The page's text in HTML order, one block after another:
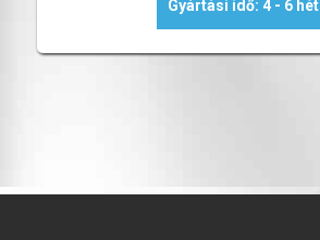
Gyártási idő: 4 - 6 hét